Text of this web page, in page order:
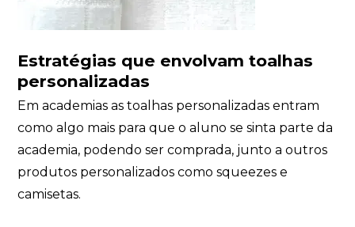
Estratégias que envolvam toalhas
personalizadas
Em academias as toalhas personalizadas entram
como algo mais para que o aluno se sinta parte da
academia, podendo ser comprada, junto a outros
produtos personalizados como squeezes e
camisetas.